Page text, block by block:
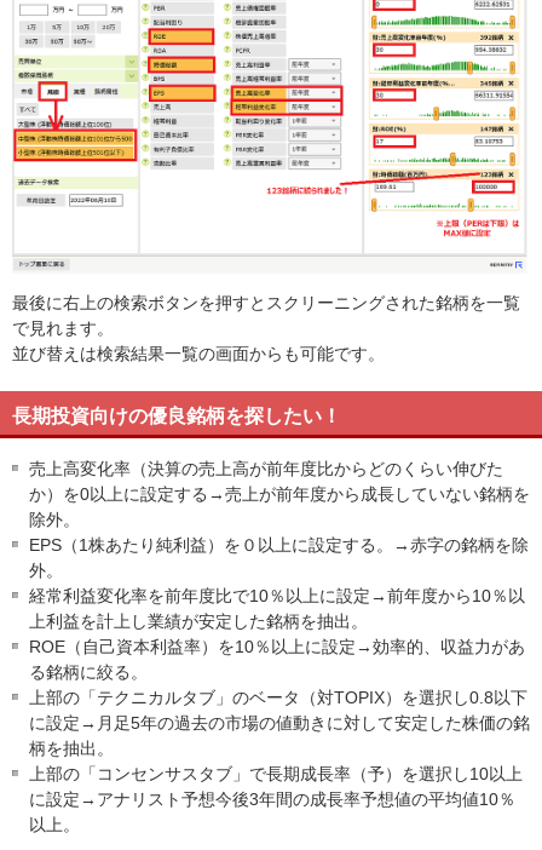
最後に右上の検索ボタンを押すとスクリーニングされた銘柄を一覧
で見れます。
並び替えは検索結果一覧の画面からも可能です。
長期投資向けの優良銘柄を探したい！
売上高変化率（決算の売上高が前年度比からどのくらい伸びた
か）を0以上に設定する→売上が前年度から成長していない銘柄を
除外。
EPS（1株あたり純利益）を０以上に設定する。→赤字の銘柄を除
外。
経常利益変化率を前年度比で10％以上に設定→前年度から10％以
上利益を計上し業績が安定した銘柄を抽出。
ROE（自己資本利益率）を10％以上に設定→効率的、収益力があ
る銘柄に絞る。
上部の「テクニカルタブ」のベータ（対TOPIX）を選択し0.8以下
に設定→月足5年の過去の市場の値動きに対して安定した株価の銘
柄を抽出。
上部の「コンセンサスタブ」で長期成長率（予）を選択し10以上
に設定→アナリスト予想今後3年間の成長率予想値の平均値10％
以上。